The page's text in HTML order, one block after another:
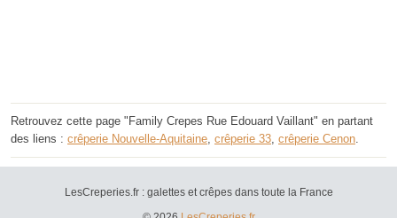
Retrouvez cette page "Family Crepes Rue Edouard Vaillant" en partant
des liens : crêperie Nouvelle-Aquitaine crêperie 33 crêperie Cenon
LesCreperies.fr : galettes et crêpes dans toute la France